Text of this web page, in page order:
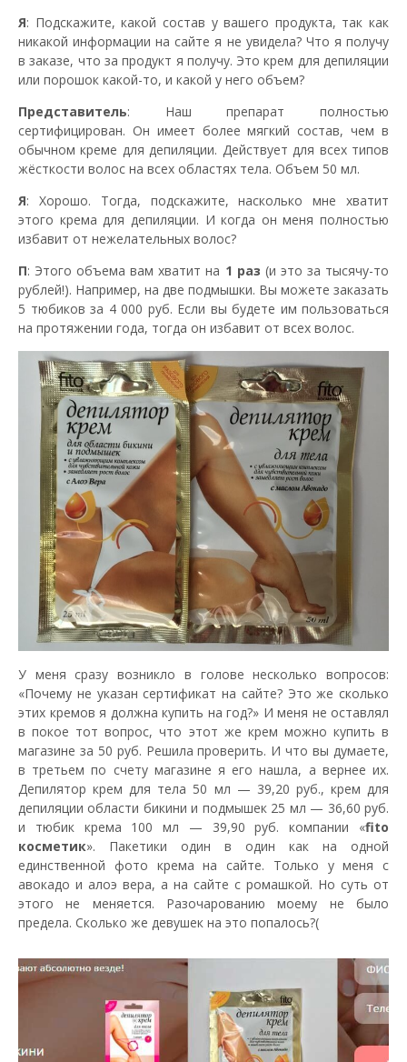
Я: Подскажите, какой состав у вашего продукта, так как
никакой информации на сайте я не увидела? Что я получу
в заказе, что за продукт я получу. Это крем для депиляции
или порошок какой-то, и какой у него объем?
Представитель: Наш препарат полностью
сертифицирован. Он имеет более мягкий состав, чем в
обычном креме для депиляции. Действует для всех типов
жёсткости волос на всех областях тела. Объем 50 мл.
Я: Хорошо. Тогда, подскажите, насколько мне хватит
этого крема для депиляции. И когда он меня полностью
избавит от нежелательных волос?
П: Этого объема вам хватит на 1 раз (и это за тысячу-то
рублей!). Например, на две подмышки. Вы можете заказать
5 тюбиков за 4 000 руб. Если вы будете им пользоваться
на протяжении года, тогда он избавит от всех волос.
У меня сразу возникло в голове несколько вопросов:
«Почему не указан сертификат на сайте? Это же сколько
этих кремов я должна купить на год?» И меня не оставлял
в покое тот вопрос, что этот же крем можно купить в
магазине за 50 руб. Решила проверить. И что вы думаете,
в третьем по счету магазине я его нашла, а вернее их.
Депилятор крем для тела 50 мл — 39,20 руб., крем для
депиляции области бикини и подмышек 25 мл — 36,60 руб.
и тюбик крема 100 мл — 39,90 руб. компании «fito
косметик». Пакетики один в один как на одной
единственной фото крема на сайте. Только у меня с
авокадо и алоэ вера, а на сайте с ромашкой. Но суть от
этого не меняется. Разочарованию моему не было
предела. Сколько же девушек на это попалось?(